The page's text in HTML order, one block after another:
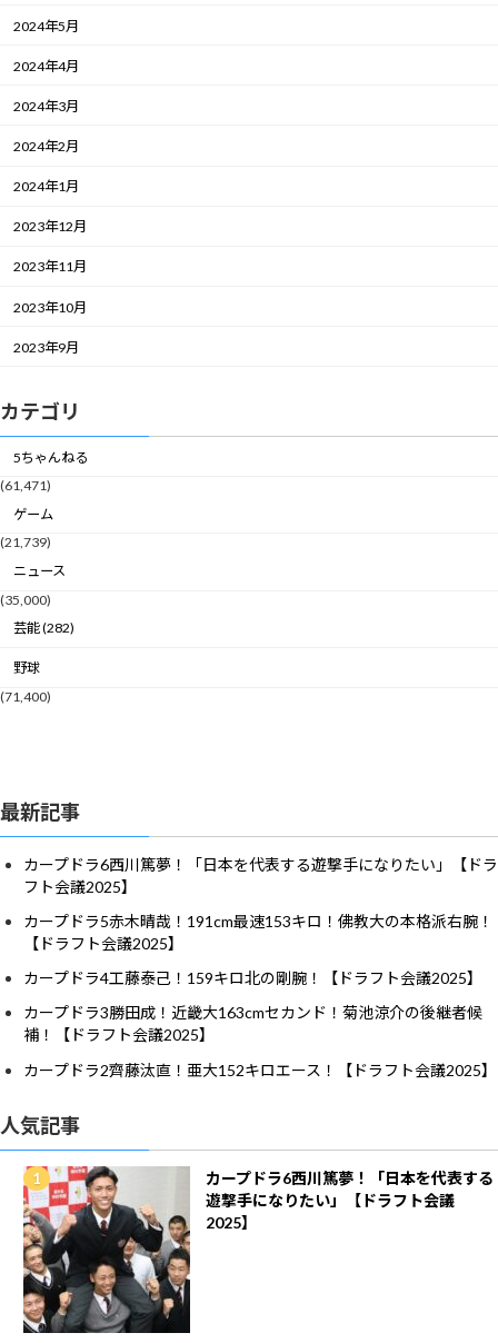
2024年5月
2024年4月
2024年3月
2024年2月
2024年1月
2023年12月
2023年11月
2023年10月
2023年9月
カテゴリ
5ちゃんねる
(61,471)
ゲーム
(21,739)
ニュース
(35,000)
芸能 (282)
野球
(71,400)
最新記事
カープドラ6西川篤夢！「日本を代表する遊撃手になりたい」【ドラ
フト会議2025】
カープドラ5赤木晴哉！191cm最速153キロ！佛教大の本格派右腕！
【ドラフト会議2025】
カープドラ4工藤泰己！159キロ北の剛腕！【ドラフト会議2025】
カープドラ3勝田成！近畿大163cmセカンド！菊池涼介の後継者候
補！【ドラフト会議2025】
カープドラ2齊藤汰直！亜大152キロエース！【ドラフト会議2025】
人気記事
カープドラ6西川篤夢！「日本を代表する
遊撃手になりたい」【ドラフト会議
2025】